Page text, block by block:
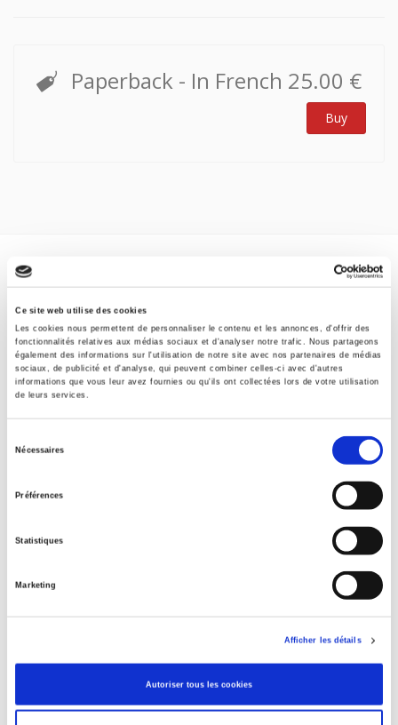
Ce site web utilise des cookies
Les cookies nous permettent de personnaliser le contenu et les annonces, d'offrir des
fonctionnalités relatives aux médias sociaux et d'analyser notre trafic. Nous partageons
également des informations sur l'utilisation de notre site avec nos partenaires de médias
sociaux, de publicité et d'analyse, qui peuvent combiner celles-ci avec d'autres
informations que vous leur avez fournies ou qu'ils ont collectées lors de votre utilisation
de leurs services.
Nécessaires
Préférences
Statistiques
Marketing
Afficher les détails
Autoriser tous les cookies
Paperback - In French 25.00 €
Buy
Formats
Contents
Specifications
Presses de Sciences Po
Journal
ISSN
>Society